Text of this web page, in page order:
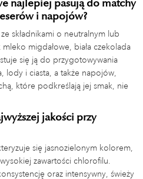
najlepiej pasują do matchy
i napojów?
składnikami o neutralnym lub
migdałowe, biała czekolada
się ją do przygotowywania
lody i ciasta, a także napojów,
które podkreślają jej smak, nie
jakości przy
się jasnozielonym kolorem,
zawartości chlorofilu.
oraz intensywny, świeży